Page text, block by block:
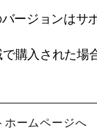
ージョンはサ
購入された場
ホームページへ